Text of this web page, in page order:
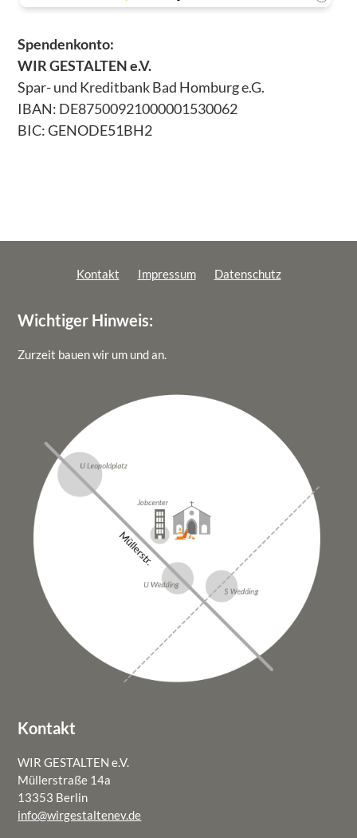
Spendenkonto:
WIR GESTALTEN e.V.
Spar- und Kreditbank Bad Homburg e.G.
IBAN: DE87500921000001530062
BIC: GENODE51BH2
Kontakt Impressum Datenschutz
Wichtiger Hinweis:
Zurzeit bauen wir um und an.
Kontakt
WIR GESTALTEN e.V.
Müllerstraße 14a
13353 Berlin
info@wirgestaltenev.de